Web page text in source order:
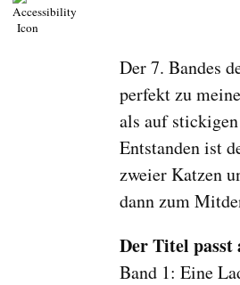
Der 7. Bandes
perfekt zu
als auf
Entstanden ist
zweier Katzen
dann zum
Der Titel passt
Band 1: Eine